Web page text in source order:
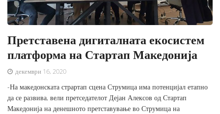
Претставена дигиталната екосистем
платформа на Стартап Македонија
декември 16, 2020
-На македонската страртап сцена Струмица има потенцијал етапно
да се развива, вели претседателот Дејан Алексов од Стартап
Македонија на денешното претставување во Струмица на